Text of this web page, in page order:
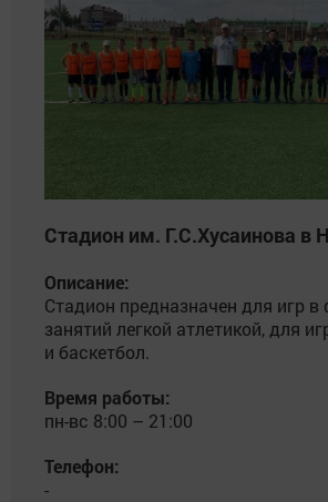
Стадион им. Г.С.Хусаинова в
Описание:
Стадион предназначен для игр в
занятий легкой атлетикой, для
и баскетбол.
Время работы:
пн-вс 8:00 – 21:00
Телефон:
-